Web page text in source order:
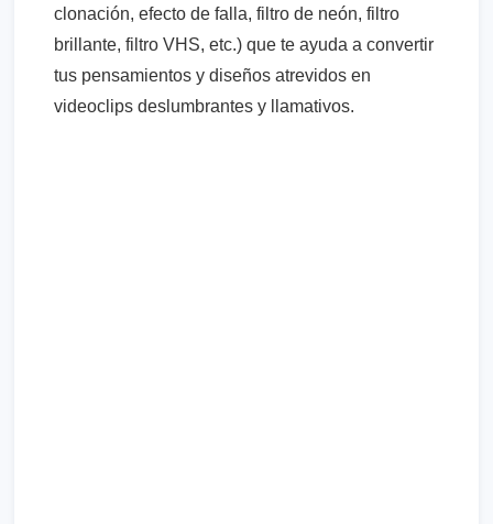
clonación, efecto de falla, filtro de neón, filtro
brillante, filtro VHS, etc.) que te ayuda a convertir
tus pensamientos y diseños atrevidos en
videoclips deslumbrantes y llamativos.